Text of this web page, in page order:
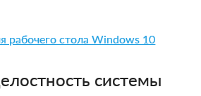
рабочего стола Windows 10
системы